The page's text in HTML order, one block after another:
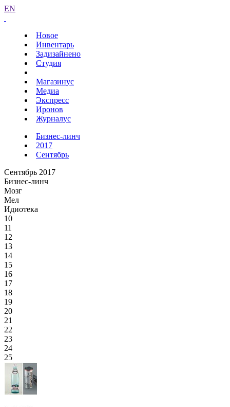
EN
Новое
Инвентарь
Задизайнено
Студия
Магазинус
Медиа
Экспресс
Иронов
Журналус
Бизнес-линч
2017
Сентябрь
Сентябрь 2017
Бизнес-линч
Мозг
Мел
Идиотека
10
11
12
13
14
15
16
17
18
19
20
21
22
23
24
25